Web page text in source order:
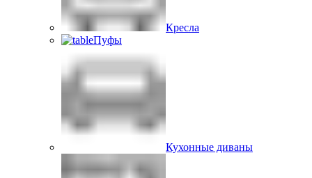
Кресла
Пуфы
Кухонные диваны